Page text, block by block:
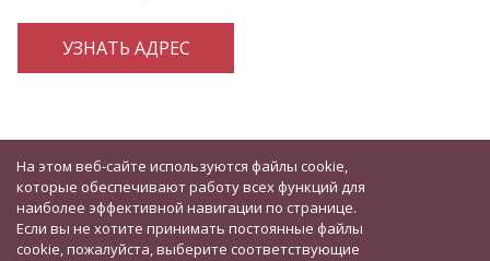
УЗНАТЬ АДРЕС
На этом веб-сайте используются файлы cookie,
которые обеспечивают работу всех функций для
наиболее эффективной навигации по странице.
Если вы не хотите принимать постоянные файлы
cookie, пожалуйста, выберите соответствующие